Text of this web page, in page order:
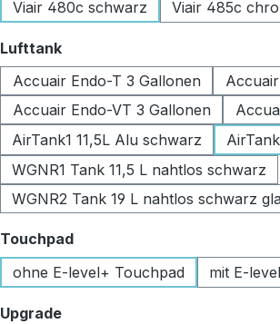
Viair 480c schwarz
Viair 485c
Lufttankauswählen
Accuair Endo-T 3 Gallonen
Accuair Endo-VT 3 Gallonen
AirTank1 11,5L Alu schwarz
WGNR1 Tank 11,5 L nahtlos schwarz
WGNR2 Tank 19 L nahtlos schwarz
Touchpadauswählen
ohne E-level+ Touchpad
mit E-
Upgradeauswählen